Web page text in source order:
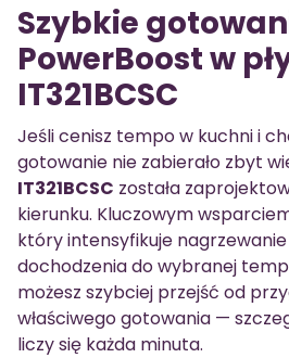
Szybkie
PowerBoost w
IT321BCSC
Jeśli cenisz tempo w kuchni i
gotowanie nie zabierało zbyt
IT321BCSC została
kierunku. Kluczowym
który intensyfikuje
dochodzenia do wybranej
możesz szybciej przejść od
właściwego gotowania —
liczy się każda minuta.